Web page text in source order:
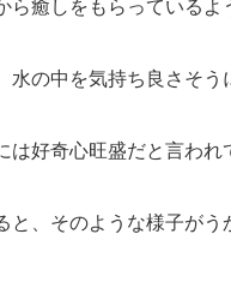
ら癒しをもらっているよ
水の中を気持ち良さそう
好奇心旺盛だと言われ
と、そのような様子が